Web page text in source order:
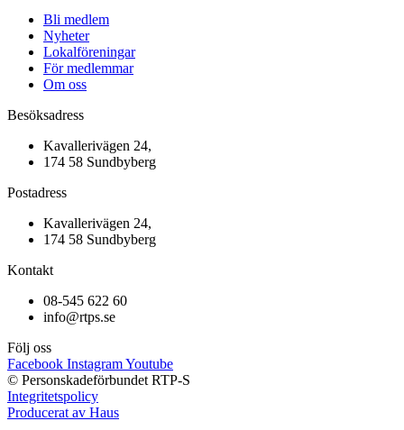
Bli medlem
Nyheter
Lokalföreningar
För medlemmar
Om oss
Besöksadress
Kavallerivägen 24,
174 58 Sundbyberg
Postadress
Kavallerivägen 24,
174 58 Sundbyberg
Kontakt
08-545 622 60
info@rtps.se
Följ oss
Facebook InstagramYoutube
© Personskadeförbundet RTP-S
Integritetspolicy
Producerat av Haus